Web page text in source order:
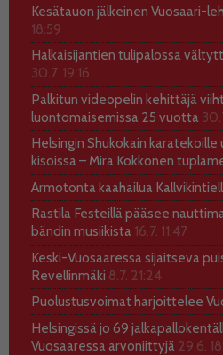
Kesätauon jälkeinen Vuosaari-
18:59
Halkaisijantien tulipalossa
30.7. 19:16
Palkitun videopelin kehittäjä
luontomaisemissa 25 vuotta
Helsingin Shukokain
kisoissa – Mira Kokkonen
Armotonta kaahailua
Rastila Festeillä pääsee
bändin musiikista 16.7. 11:47
Keski-Vuosaaressa sijaitseva
Revellinmäki 8.7. 21:24
Puolustusvoimat harjoittelee
Helsingissä jo 69
Vuosaaressa arvoniittyjä 29.6.